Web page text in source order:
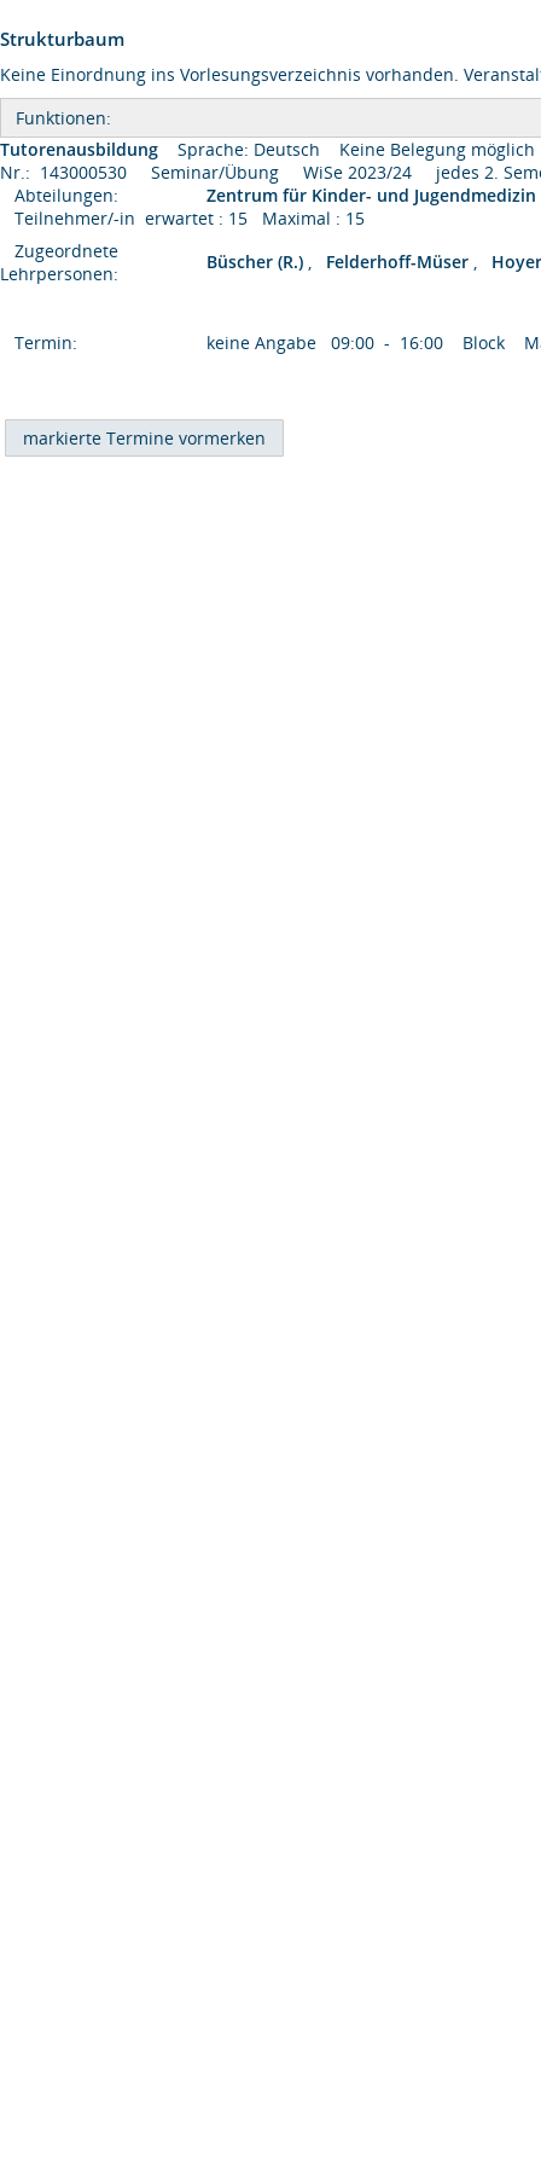
Strukturbaum
Keine Einordnung ins Vorlesungsverzeichnis vorhanden.
Funktionen:
Tutorenausbildung
Sprache: Deutsch
Keine Belegung möglich
Nr.: 143000530 Seminar/Übung WiSe 2023/24 jedes 2.
Abteilungen:
Zentrum für Kinder- und Jugendmedizin
Teilnehmer/-in erwartet : 15 Maximal : 15
Zugeordnete
Lehrpersonen:
Büscher (R.) , Felderhoff-Müser ,
Termin: keine Angabe 09:00 - 16:00 Block